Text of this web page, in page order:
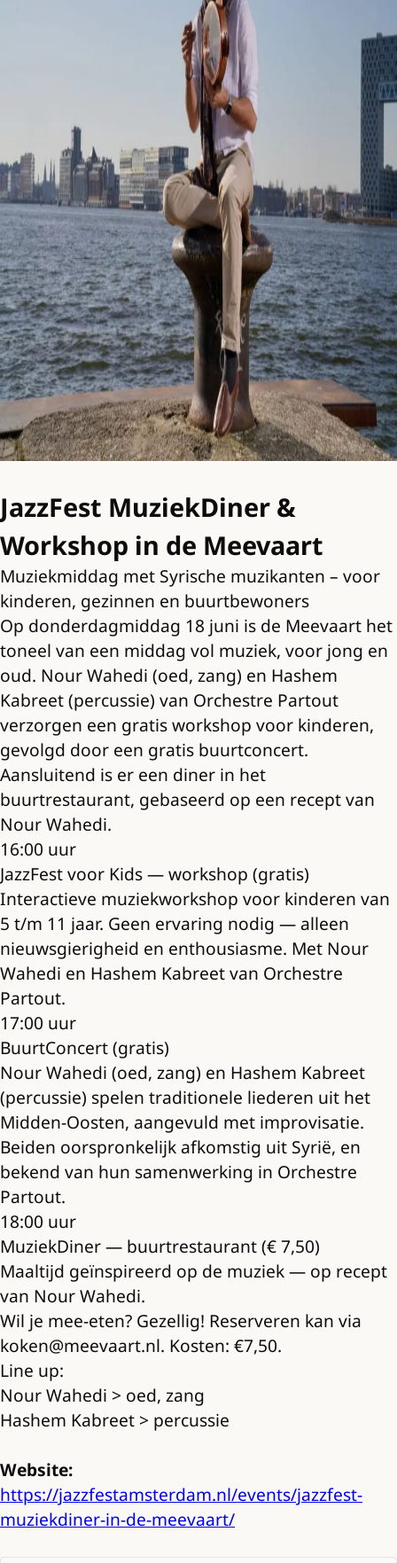
JazzFest MuziekDiner &
Workshop in de Meevaart
Muziekmiddag met Syrische muzikanten – voor
kinderen, gezinnen en buurtbewoners
Op donderdagmiddag 18 juni is de Meevaart het
toneel van een middag vol muziek, voor jong en
oud. Nour Wahedi (oed, zang) en Hashem
Kabreet (percussie) van Orchestre Partout
verzorgen een gratis workshop voor kinderen,
gevolgd door een gratis buurtconcert.
Aansluitend is er een diner in het
buurtrestaurant, gebaseerd op een recept van
Nour Wahedi.
16:00 uur
JazzFest voor Kids — workshop (gratis)
Interactieve muziekworkshop voor kinderen van
5 t/m 11 jaar. Geen ervaring nodig — alleen
nieuwsgierigheid en enthousiasme. Met Nour
Wahedi en Hashem Kabreet van Orchestre
Partout.
17:00 uur
BuurtConcert (gratis)
Nour Wahedi (oed, zang) en Hashem Kabreet
(percussie) spelen traditionele liederen uit het
Midden-Oosten, aangevuld met improvisatie.
Beiden oorspronkelijk afkomstig uit Syrië, en
bekend van hun samenwerking in Orchestre
Partout.
18:00 uur
MuziekDiner — buurtrestaurant (€ 7,50)
Maaltijd geïnspireerd op de muziek — op recept
van Nour Wahedi.
Wil je mee-eten? Gezellig! Reserveren kan via
koken@meevaart.nl. Kosten: €7,50.
Line up:
Nour Wahedi > oed, zang
Hashem Kabreet > percussie
Website:
https://jazzfestamsterdam.nl/events/jazzfest-
muziekdiner-in-de-meevaart/